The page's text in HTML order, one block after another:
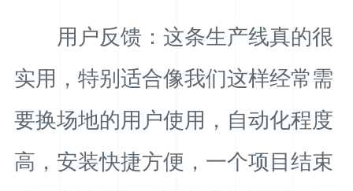
用户反馈：这条生产线真的很
实用，特别适合像我们这样经常需
要换场地的用户使用，自动化程度
高，安装快捷方便，一个项目结束